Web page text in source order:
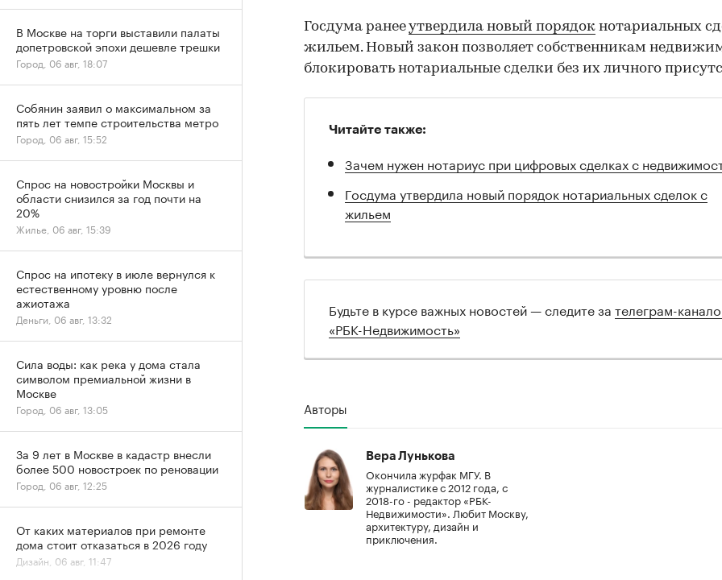
Госдума ранееутвердила новый порядок нотариальных
жильем. Новый закон позволяет собственникам
блокировать нотариальные сделки без их личного
Читайте также:
Зачем нужен нотариус при цифровых сделках с
Госдума утвердила новый порядок нотариальных сделок с
жильем
Будьте в курсе важных новостей — следите за телеграм-
«РБК-Недвижимость»
Авторы
Вера Лунькова
Окончила журфак МГУ. В
журналистике с 2012 года, с
2018-го - редактор «РБК-
Недвижимости». Любит Москву,
архитектуру, дизайн и
приключения.
В Москве на торги выставили палаты
допетровской эпохи дешевле трешки
Город, 06 авг, 18:07
Собянин заявил о максимальном за
пять лет темпе строительства метро
Город, 06 авг, 15:52
Спрос на новостройки Москвы и
области снизился за год почти на
20%
Жилье, 06 авг, 15:39
Спрос на ипотеку в июле вернулся к
естественному уровню после
ажиотажа
Деньги, 06 авг, 13:32
Сила воды: как река у дома стала
символом премиальной жизни в
Москве
Город, 06 авг, 13:05
За 9 лет в Москве в кадастр внесли
более 500 новостроек по реновации
Город, 06 авг, 12:25
От каких материалов при ремонте
дома стоит отказаться в 2026 году
Дизайн, 06 авг, 11:47